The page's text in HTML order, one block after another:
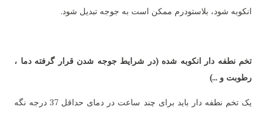
انکوبه شود، بلاستودرم ممکن است به جوجه تبدیل شود.
تخم نطفه دار انکوبه شده (در شرایط جوجه شدن قرار گرفته دما ،
رطوبت و ...)
یک تخم نطفه دار باید برای چند ساعت در دمای حداقل 37 درجه نگه